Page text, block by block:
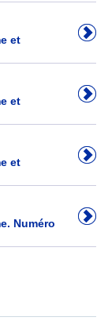
et
et
et
Numéro